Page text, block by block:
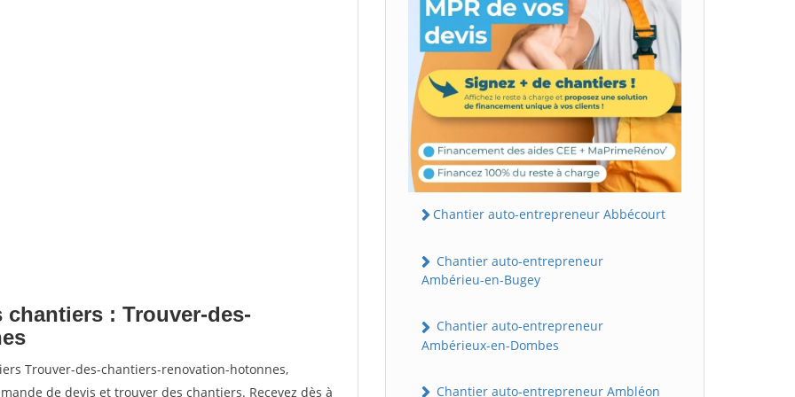
: Trouver-des-
Trouver-des-chantiers-renovation-hotonnes,
de devis et trouver des chantiers. Recevez dès à
Chantier auto-entrepreneur Abbécourt
Chantier auto-entrepreneur
Ambérieu-en-Bugey
Chantier auto-entrepreneur
Ambérieux-en-Dombes
Chantier auto-entrepreneur Ambléon